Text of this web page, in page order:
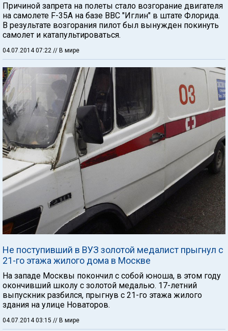
Причиной запрета на полеты стало возгорание двигателя
на самолете F-35A на базе ВВС "Иглин" в штате Флорида.
В результате возгорания пилот был вынужден покинуть
самолет и катапультироваться.
04.07.2014 07:22 // В мире
Не поступивший в ВУЗ золотой медалист прыгнул с
21-го этажа жилого дома в Москве
На западе Москвы покончил с собой юноша, в этом году
окончивший школу с золотой медалью. 17-летний
выпускник разбился, прыгнув с 21-го этажа жилого
здания на улице Новаторов.
04.07.2014 03:15 // В мире